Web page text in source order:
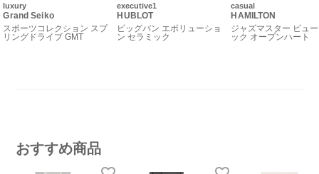
luxury
Grand Seiko
スポーツコレクション スプ
リングドライブ GMT
executive1
HUBLOT
ビッグバン エボリューショ
ン セラミック
casual
HAMILTON
ジャズマスター ビュ
ック オープンハート
おすすめ商品